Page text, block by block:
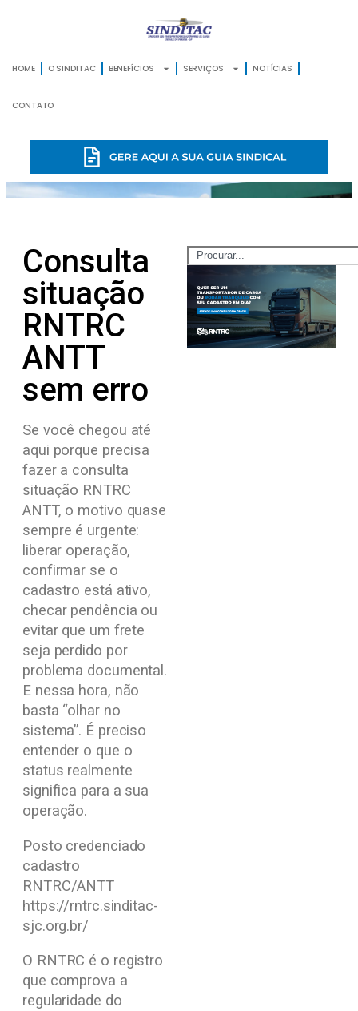
HOME O SINDITAC BENEFÍCIOS SERVIÇOS NOTÍCIAS
CONTATO
Consulta
situação
RNTRC
ANTT
sem erro
Se você chegou até
aqui porque precisa
fazer a consulta
situação RNTRC
ANTT, o motivo quase
sempre é urgente:
liberar operação,
confirmar se o
cadastro está ativo,
checar pendência ou
evitar que um frete
seja perdido por
problema documental.
E nessa hora, não
basta “olhar no
sistema”. É preciso
entender o que o
status realmente
significa para a sua
operação.
Posto credenciado
cadastro
RNTRC/ANTT
https://rntrc.sinditac-
sjc.org.br/
O RNTRC é o registro
que comprova a
regularidade do